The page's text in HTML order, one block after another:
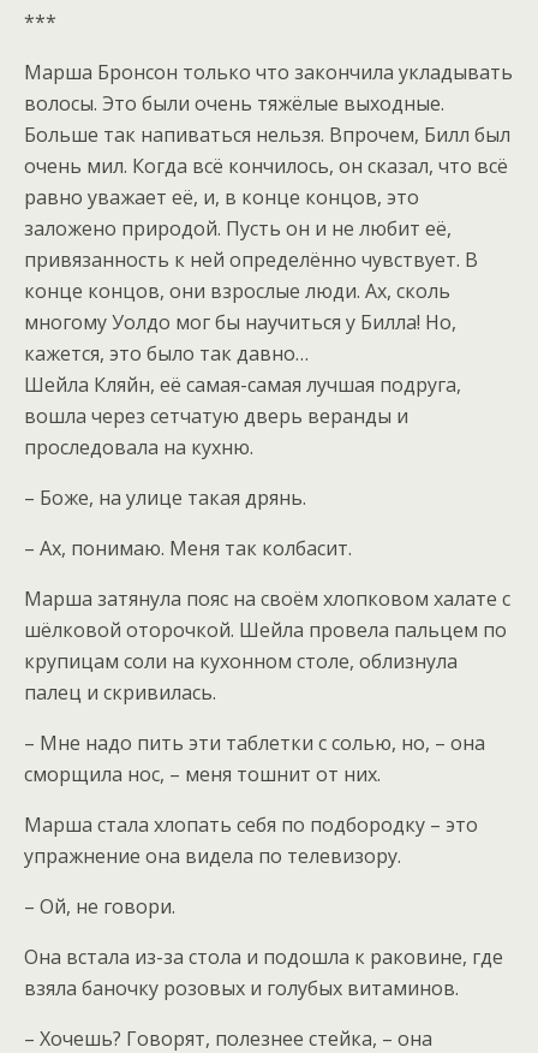
***
Марша Бронсон только что закончила укладывать
волосы. Это были очень тяжёлые выходные.
Больше так напиваться нельзя. Впрочем, Билл был
очень мил. Когда всё кончилось, он сказал, что всё
равно уважает её, и, в конце концов, это
заложено природой. Пусть он и не любит её,
привязанность к ней определённо чувствует. В
конце концов, они взрослые люди. Ах, сколь
многому Уолдо мог бы научиться у Билла! Но,
кажется, это было так давно…
Шейла Кляйн, её самая-самая лучшая подруга,
вошла через сетчатую дверь веранды и
проследовала на кухню.
– Боже, на улице такая дрянь.
– Ах, понимаю. Меня так колбасит.
Марша затянула пояс на своём хлопковом халате с
шёлковой оторочкой. Шейла провела пальцем по
крупицам соли на кухонном столе, облизнула
палец и скривилась.
– Мне надо пить эти таблетки с солью, но, – она
сморщила нос, – меня тошнит от них.
Марша стала хлопать себя по подбородку – это
упражнение она видела по телевизору.
– Ой, не говори.
Она встала из-за стола и подошла к раковине, где
взяла баночку розовых и голубых витаминов.
– Хочешь? Говорят, полезнее стейка, – она